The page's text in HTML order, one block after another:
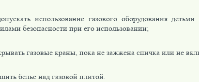
использование газового оборудования
безопасности при его использовании;
газовые краны, пока не зажжена спичка или не
белье над газовой плитой.